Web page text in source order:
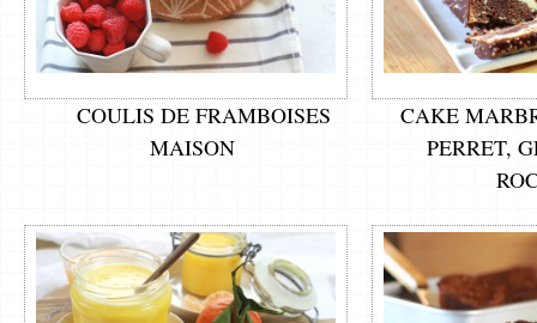
COULIS DE FRAMBOISES
MAISON
CAKE
PERRET,